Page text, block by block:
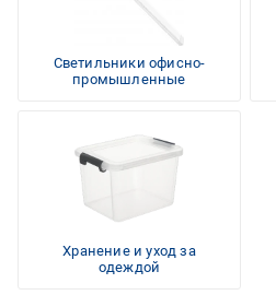
Светильники офисно-
промышленные
Хранение и уход за
одеждой